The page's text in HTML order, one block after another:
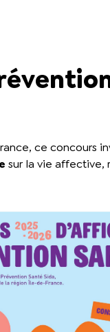
ce concours
sur la vie affective,